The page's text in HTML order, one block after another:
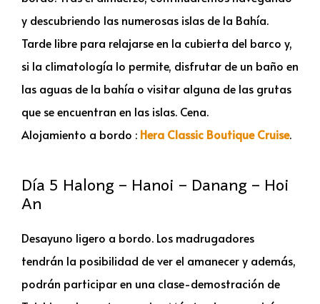
y descubriendo las numerosas islas de la Bahía.
Tarde libre para relajarse en la cubierta del barco y,
si la climatología lo permite, disfrutar de un baño en
las aguas de la bahía o visitar alguna de las grutas
que se encuentran en las islas. Cena.
Alojamiento a bordo : Hera Classic Boutique Cruise.
Día 5 Halong – Hanoi – Danang – Hoi
An
Desayuno ligero a bordo. Los madrugadores
tendrán la posibilidad de ver el amanecer y además,
podrán participar en una clase-demostración de